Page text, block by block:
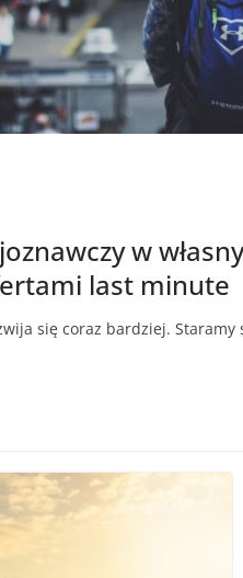
w
last minute
się coraz bardziej.